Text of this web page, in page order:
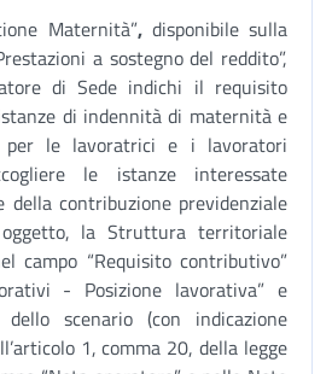
Maternità”,disponibile sulla
a sostegno del reddito”,
di Sede indichi il requisito
di indennità di maternità e
per le lavoratrici e i lavoratori
le istanze interessate
della contribuzione previdenziale
la Struttura territoriale
campo “Requisito contributivo”
- Posizione lavorativa” e
scenario (con indicazione
1, comma 20, della legge